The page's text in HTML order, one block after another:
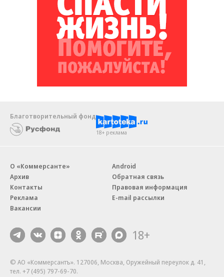
Благотворительный фонд
18+ реклама
О «Коммерсанте»
Архив
Контакты
Реклама
Вакансии
Android
Обратная связь
Правовая информация
E-mail рассылки
18+
© АО «Коммерсантъ». 127006, Москва, Оружейный переулок д. 41,
тел. +7 (495) 797-69-70.